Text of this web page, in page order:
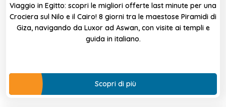
Viaggio in Egitto: scopri le migliori offerte last minute per una
Crociera sul Nilo e il Cairo! 8 giorni tra le maestose Piramidi di
Giza, navigando da Luxor ad Aswan, con visite ai templi e
guida in italiano.
Scopri di più